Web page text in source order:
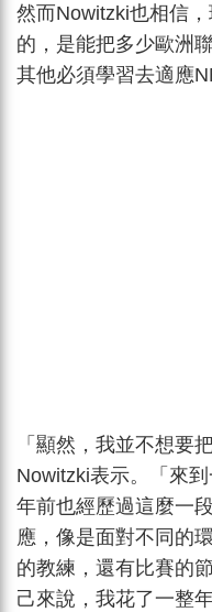
然而Nowitzki也相信
的，是能把多少歐洲
其他必須學習去適應
「顯然，我並不想要
Nowitzki表示。「來
年前也經歷過這麼一
應，像是面對不同的
的教練，還有比賽的
己來說，我花了一整